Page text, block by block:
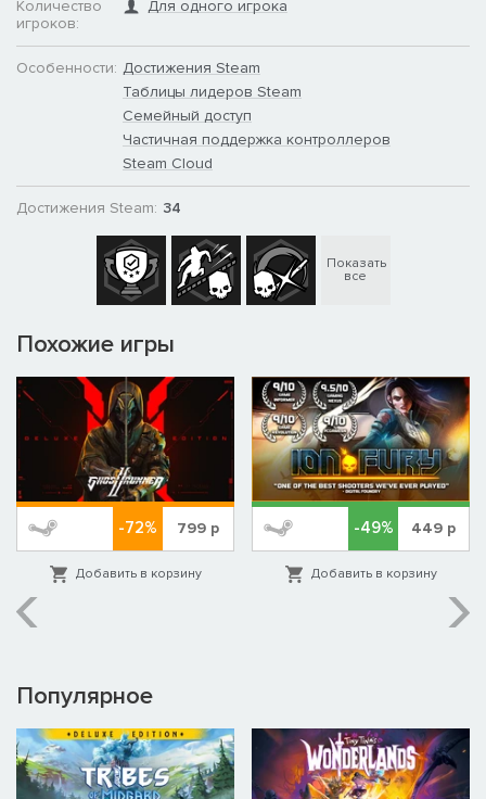
Количество
игроков:
Для одного игрока
Особенности: Достижения Steam
Таблицы лидеров Steam
Семейный доступ
Частичная поддержка контроллеров
Steam Cloud
Достижения Steam: 34
Показать
все
Похожие игры
-72% 799 р
Добавить в корзину
-49% 449 р
Добавить в корзину
Популярное